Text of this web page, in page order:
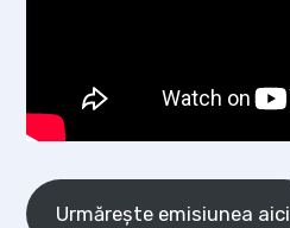
Urmărește emisiunea aici